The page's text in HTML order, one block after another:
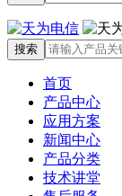
首页
产品中心
应用方案
新闻中心
产品分类
技术讲堂